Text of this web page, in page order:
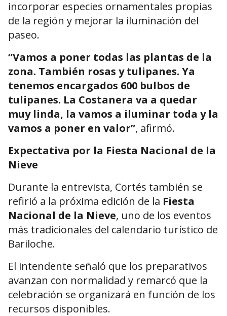
incorporar especies ornamentales propias
de la región y mejorar la iluminación del
paseo.
“Vamos a poner todas las plantas de la
zona. También rosas y tulipanes. Ya
tenemos encargados 600 bulbos de
tulipanes. La Costanera va a quedar
muy linda, la vamos a iluminar toda y la
vamos a poner en valor”, afirmó.
Expectativa por la Fiesta Nacional de la
Nieve
Durante la entrevista, Cortés también se
refirió a la próxima edición de la Fiesta
Nacional de la Nieve, uno de los eventos
más tradicionales del calendario turístico de
Bariloche.
El intendente señaló que los preparativos
avanzan con normalidad y remarcó que la
celebración se organizará en función de los
recursos disponibles.